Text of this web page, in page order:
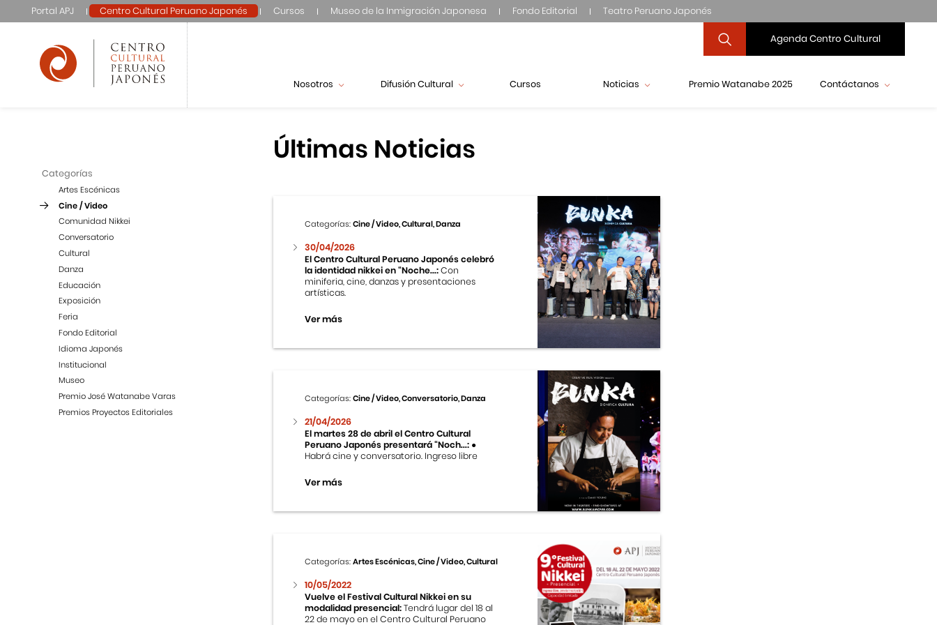
Portal APJ Centro Cultural Peruano Japonés Cursos Museo de la Inmigración Japonesa Fondo Editorial Teatro Peruano Japonés
Agenda Centro Cultural
Nosotros Difusión Cultural Cursos Noticias Premio Watanabe 2025 Contáctanos
Categorías
Artes Escénicas
Cine / Video
Comunidad Nikkei
Conversatorio
Cultural
Danza
Educación
Exposición
Feria
Fondo Editorial
Idioma Japonés
Institucional
Museo
Premio José Watanabe Varas
Premios Proyectos Editoriales
Últimas Noticias
Categorías:Cine / Video, Cultural, Danza
30/04/2026
El Centro Cultural Peruano Japonés celebró
la identidad nikkei en “Noche...:Con
miniferia, cine, danzas y presentaciones
artísticas.
Ver más
Categorías:Cine / Video, Conversatorio, Danza
21/04/2026
El martes 28 de abril el Centro Cultural
Peruano Japonés presentará “Noch...: ●
Habrá cine y conversatorio. Ingreso libre
Ver más
Categorías:Artes Escénicas, Cine / Video, Cultural
10/05/2022
Vuelve el Festival Cultural Nikkei en su
modalidad presencial:Tendrá lugar del 18 al
22 de mayo en el Centro Cultural Peruano